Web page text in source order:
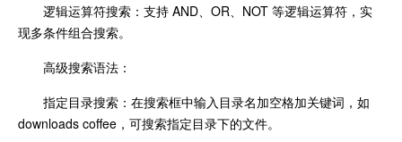
逻辑运算符搜索：支持 AND、OR、NOT 等逻辑运算符，实
现多条件组合搜索。
高级搜索语法：
指定目录搜索：在搜索框中输入目录名加空格加关键词，如
downloads coffee，可搜索指定目录下的文件。